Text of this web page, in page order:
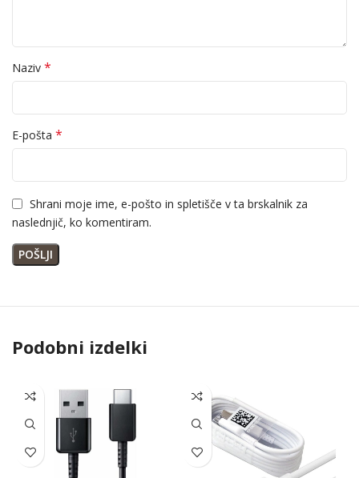
Naziv *
E-pošta *
Shrani moje ime, e-pošto in spletišče v ta brskalnik za
naslednjič, ko komentiram.
Podobni izdelki